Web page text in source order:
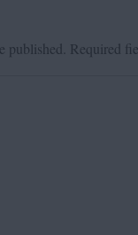
published. Required